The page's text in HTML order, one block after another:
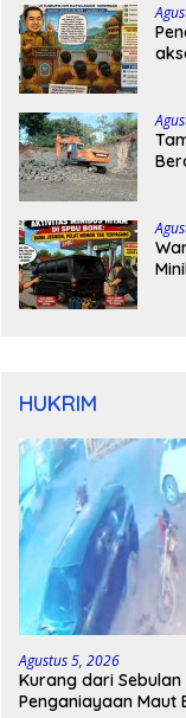
HUKRIM
Agustus 5, 2026
Kurang dari
Penganiayaan Maut